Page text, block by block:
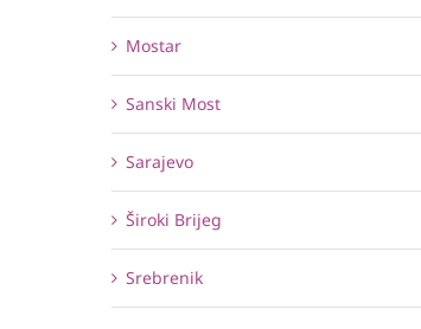
Mostar
Sanski Most
Sarajevo
Široki Brijeg
Srebrenik